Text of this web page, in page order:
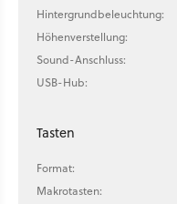
Hintergrundbeleuchtung:
Höhenverstellung:
Sound-Anschluss:
USB-Hub:
Tasten
Format:
Makrotasten: